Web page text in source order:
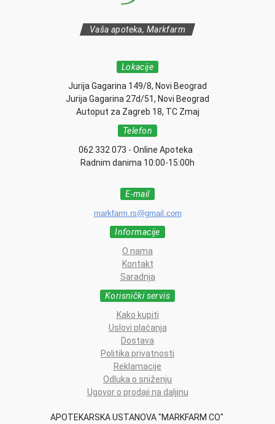
Vaša apoteka, Markfarm
Lokacije
Jurija Gagarina 149/8, Novi Beograd
Jurija Gagarina 27d/51, Novi Beograd
Autoput za Zagreb 18, TC Zmaj
Telefon
062 332 073 - Online Apoteka
Radnim danima 10:00-15:00h
E-mail
markfarm.rs@gmail.com
Informacije
O nama
Kontakt
Saradnja
Korisnički servis
Kako kupiti
Uslovi plaćanja
Dostava
Politika privatnosti
Reklamacije
Odluka o sniženju
Ugovor o prodaji na daljinu
APOTEKARSKA USTANOVA "MARKFARM CO"